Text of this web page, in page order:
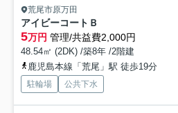
荒尾市原万田
アイビーコートＢ
5万円 管理/共益費2,000円
48.54㎡ (2DK) /築8年 /2階建
鹿児島本線「荒尾」駅 徒歩19分
駐輪場 公共下水